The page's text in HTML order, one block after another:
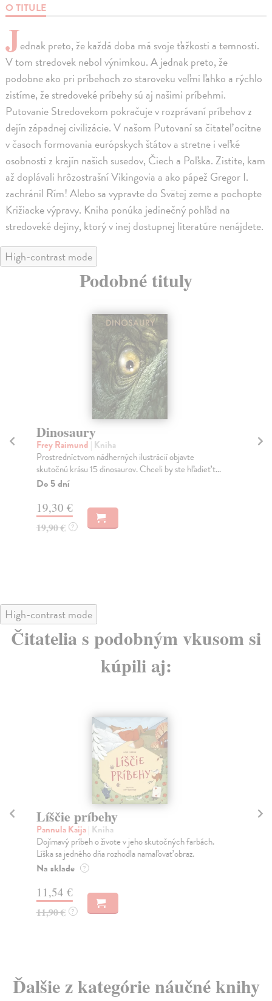
O TITULE
Jednak preto, že každá doba má svoje ťažkosti a temnosti.
V tom stredovek nebol výnimkou. A jednak preto, že
podobne ako pri príbehoch zo staroveku veľmi ľahko a rýchlo
zistíme, že stredoveké príbehy sú aj našimi príbehmi.
Putovanie Stredovekom pokračuje v rozprávaní príbehov z
dejín západnej civilizácie. V našom Putovaní sa čitateľ ocitne
v časoch formovania európskych štátov a stretne i veľké
osobnosti z krajín našich susedov, Čiech a Poľska. Zistite, kam
až doplávali hrôzostrašní Vikingovia a ako pápež Gregor I.
zachránil Rím! Alebo sa vypravte do Svätej zeme a pochopte
Križiacke výpravy. Kniha ponúka jedinečný pohľad na
stredoveké dejiny, ktorý v inej dostupnej literatúre nenájdete.
High-contrast mode
Podobné tituly
Dinosaury
Frey Raimund | Kniha
Prostredníctvom nádherných ilustrácií objavte
skutočnú krásu 15 dinosaurov. Chceli by ste hľadieť t...
Do 5 dní
19,30 €
19,90 € ?
High-contrast mode
Čitatelia s podobným vkusom si
kúpili aj:
Líščie príbehy
Pannula Kaija| Kniha
Dojímavý príbeh o živote v jeho skutočných farbách.
Líška sa jedného dňa rozhodla namaľovať obraz.
Na sklade ?
11,54 €
11,90 € ?
Ďalšie z kategórie náučné knihy